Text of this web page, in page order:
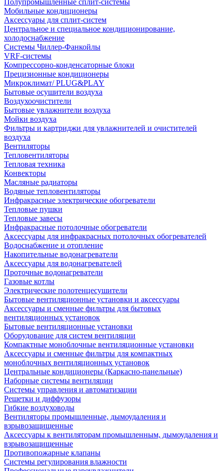
Полупромышленные сплит-системы
Мобильные кондиционеры
Аксессуары для сплит-систем
Центральное и специальное кондиционирование,
холодоснабжение
Системы Чиллер-Фанкойлы
VRF-системы
Компрессорно-конденсаторные блоки
Прецизионные кондиционеры
Микроклимат/ PLUG&PLAY
Бытовые осушители воздуха
Воздухоочистители
Бытовые увлажнители воздуха
Мойки воздуха
Фильтры и картриджи для увлажнителей и очистителей
воздуха
Вентиляторы
Тепловентиляторы
Тепловая техника
Конвекторы
Масляные радиаторы
Водяные тепловентиляторы
Инфракрасные электрические обогреватели
Тепловые пушки
Тепловые завесы
Инфракрасные потолочные обогреватели
Аксессуары для инфракрасных потолочных обогревателей
Водоснабжение и отопление
Накопительные водонагреватели
Аксессуары для водонагревателей
Проточные водонагреватели
Газовые котлы
Электрические полотенцесушители
Бытовые вентиляционные установки и аксессуары
Аксессуары и сменные фильтры для бытовых
вентиляционных установок
Бытовые вентиляционные установки
Оборудование для систем вентиляции
Компактные моноблочные вентиляционные установки
Аксессуары и сменные фильтры для компактных
моноблочных вентиляционных установок
Центральные кондиционеры (Каркасно-панельные)
Наборные системы вентиляции
Системы управления и автоматизации
Решетки и диффузоры
Гибкие воздуховоды
Вентиляторы промышленные, дымоудаления и
взрывозащищенные
Аксессуары к вентиляторам промышленным, дымоудаления и
взрывозащищенные
Противопожарные клапаны
Системы регулирования влажности